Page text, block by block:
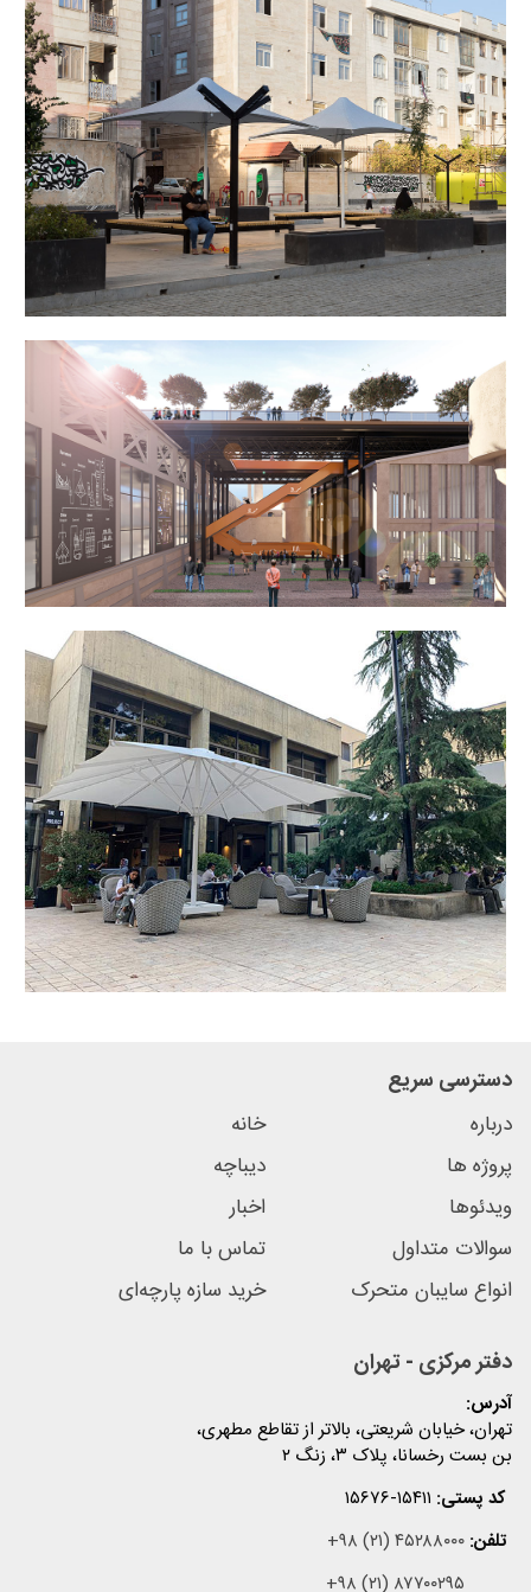
دسترسی سریع
خانه
درباره
دیباچه
پروژه ها
اخبار
ویدئوها
تماس با ما
سوالات متداول
خرید سازه پارچه‌ای
انواع سایبان متحرک
دفتر مرکزی - تهران
آدرس:
تهران، خیابان شریعتی، بالاتر از تقاطع مطهری،
بن بست رخسانا، پلاک ۳، زنگ ۲
کد پستی: ۱۵۶۷۶-۱۵۴۱۱
تلفن: +۹۸ (۲۱) ۴۵۲۸۸۰۰۰
+۹۸ (۲۱) ۸۷۷۰۰۲۹۵